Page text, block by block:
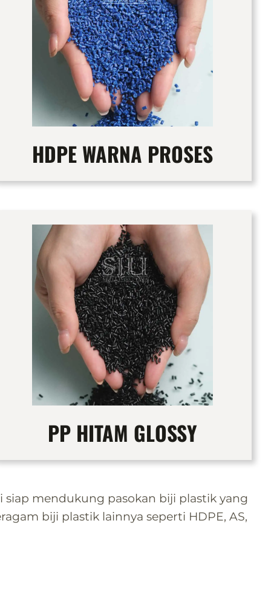
HDPE WARNA PROSES
PP HITAM GLOSSY
mendukung pasokan biji plastik yang
biji plastik lainnya seperti HDPE, AS,